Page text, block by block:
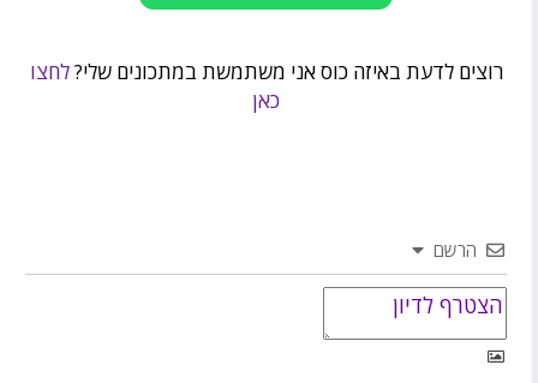
רוצים לדעת באיזה כוס אני משתמשת במתכונים שלי?לחצו
כאן
הרשם